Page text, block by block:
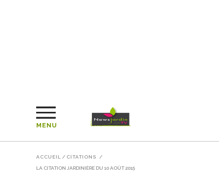
MENU
ACCUEIL / CITATIONS /
LA CITATION JARDINIÈRE DU 10 AOÛT 2015